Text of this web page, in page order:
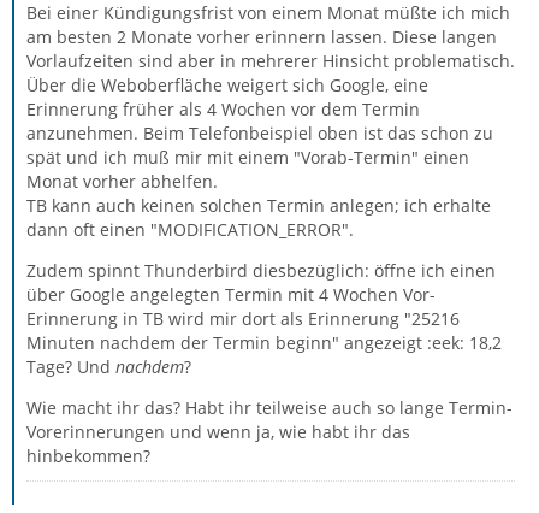
Bei einer Kündigungsfrist von einem Monat müßte ich mich
am besten 2 Monate vorher erinnern lassen. Diese langen
Vorlaufzeiten sind aber in mehrerer Hinsicht problematisch.
Über die Weboberfläche weigert sich Google, eine
Erinnerung früher als 4 Wochen vor dem Termin
anzunehmen. Beim Telefonbeispiel oben ist das schon zu
spät und ich muß mir mit einem "Vorab-Termin" einen
Monat vorher abhelfen.
TB kann auch keinen solchen Termin anlegen; ich erhalte
dann oft einen "MODIFICATION_ERROR".
Zudem spinnt Thunderbird diesbezüglich: öffne ich einen
über Google angelegten Termin mit 4 Wochen Vor-
Erinnerung in TB wird mir dort als Erinnerung "25216
Minuten nachdem der Termin beginn" angezeigt :eek: 18,2
Tage? Und nachdem?
Wie macht ihr das? Habt ihr teilweise auch so lange Termin-
Vorerinnerungen und wenn ja, wie habt ihr das
hinbekommen?